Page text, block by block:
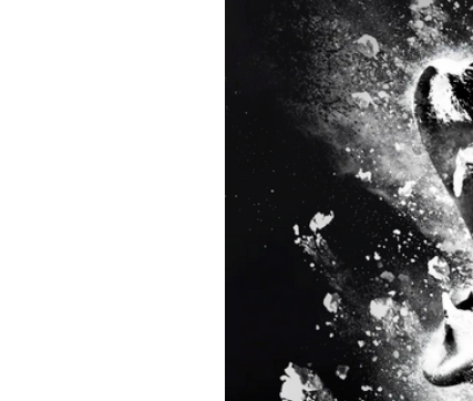
Mondiali calcio 2026